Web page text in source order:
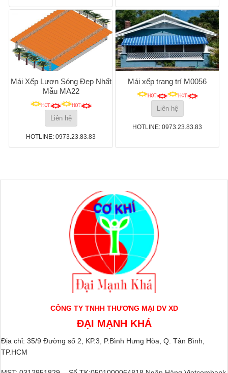
Mái Xếp Lượn Sóng Đẹp Nhất
Mẫu MA22
Liên hệ
HOTLINE: 0973.23.83.83
Mái xếp trang trí M0056
Liên hệ
HOTLINE: 0973.23.83.83
CÔNG TY TNHH THƯƠNG MẠI DV XD
ĐẠI MẠNH KHÁ
Địa chỉ: 35/9 Đường số 2, KP.3, P.Bình Hưng Hòa, Q. Tân Bình,
TP.HCM